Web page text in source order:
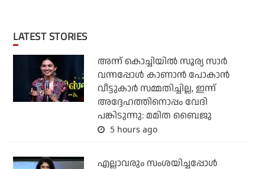
LATEST STORIES
അന്ന് കൊച്ചിയില്‍ സൂര്യ സാര്‍
വന്നപ്പോള്‍ കാണാന്‍ പോകാന്‍
വീട്ടുകാര്‍ സമ്മതിച്ചില്ല, ഇന്ന്
അദ്ദേഹത്തിനൊപ്പം വേദി
പങ്കിടുന്നു: മമിത ബൈജു
5 hours ago
എല്ലാവരും സംശയിച്ചപ്പോള്‍